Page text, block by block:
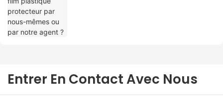
Entrer En Contact Avec Nous